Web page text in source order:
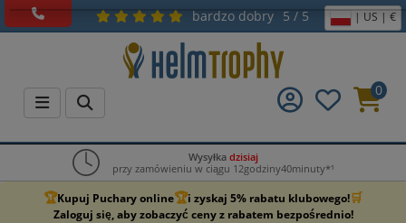
bardzo dobry 5 / 5 | US | €
0
Wysyłka dzisiaj
przy zamówieniu w ciągu 12godziny40minuty*¹
🏆Kupuj Puchary online🏆i zyskaj 5% rabatu klubowego!🛒
Zaloguj się, aby zobaczyć ceny z rabatem bezpośrednio!